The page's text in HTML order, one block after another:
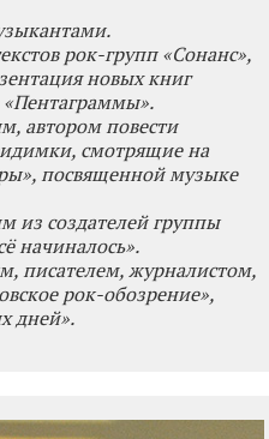
рок-групп «Сонанс»,
новых книг
«Пентаграммы».
автором повести
смотрящие на
посвященной музыке
из создателей группы
начиналось».
писателем, журналистом,
рок-обозрение»,
дней».